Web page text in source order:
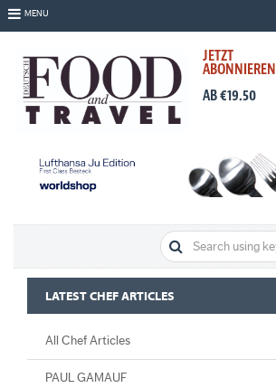
Skip
Content
MENU
JETZT
ABONNIEREN
AB €19.50
LATEST CHEF ARTICLES
All Chef Articles
PAUL GAMAUF